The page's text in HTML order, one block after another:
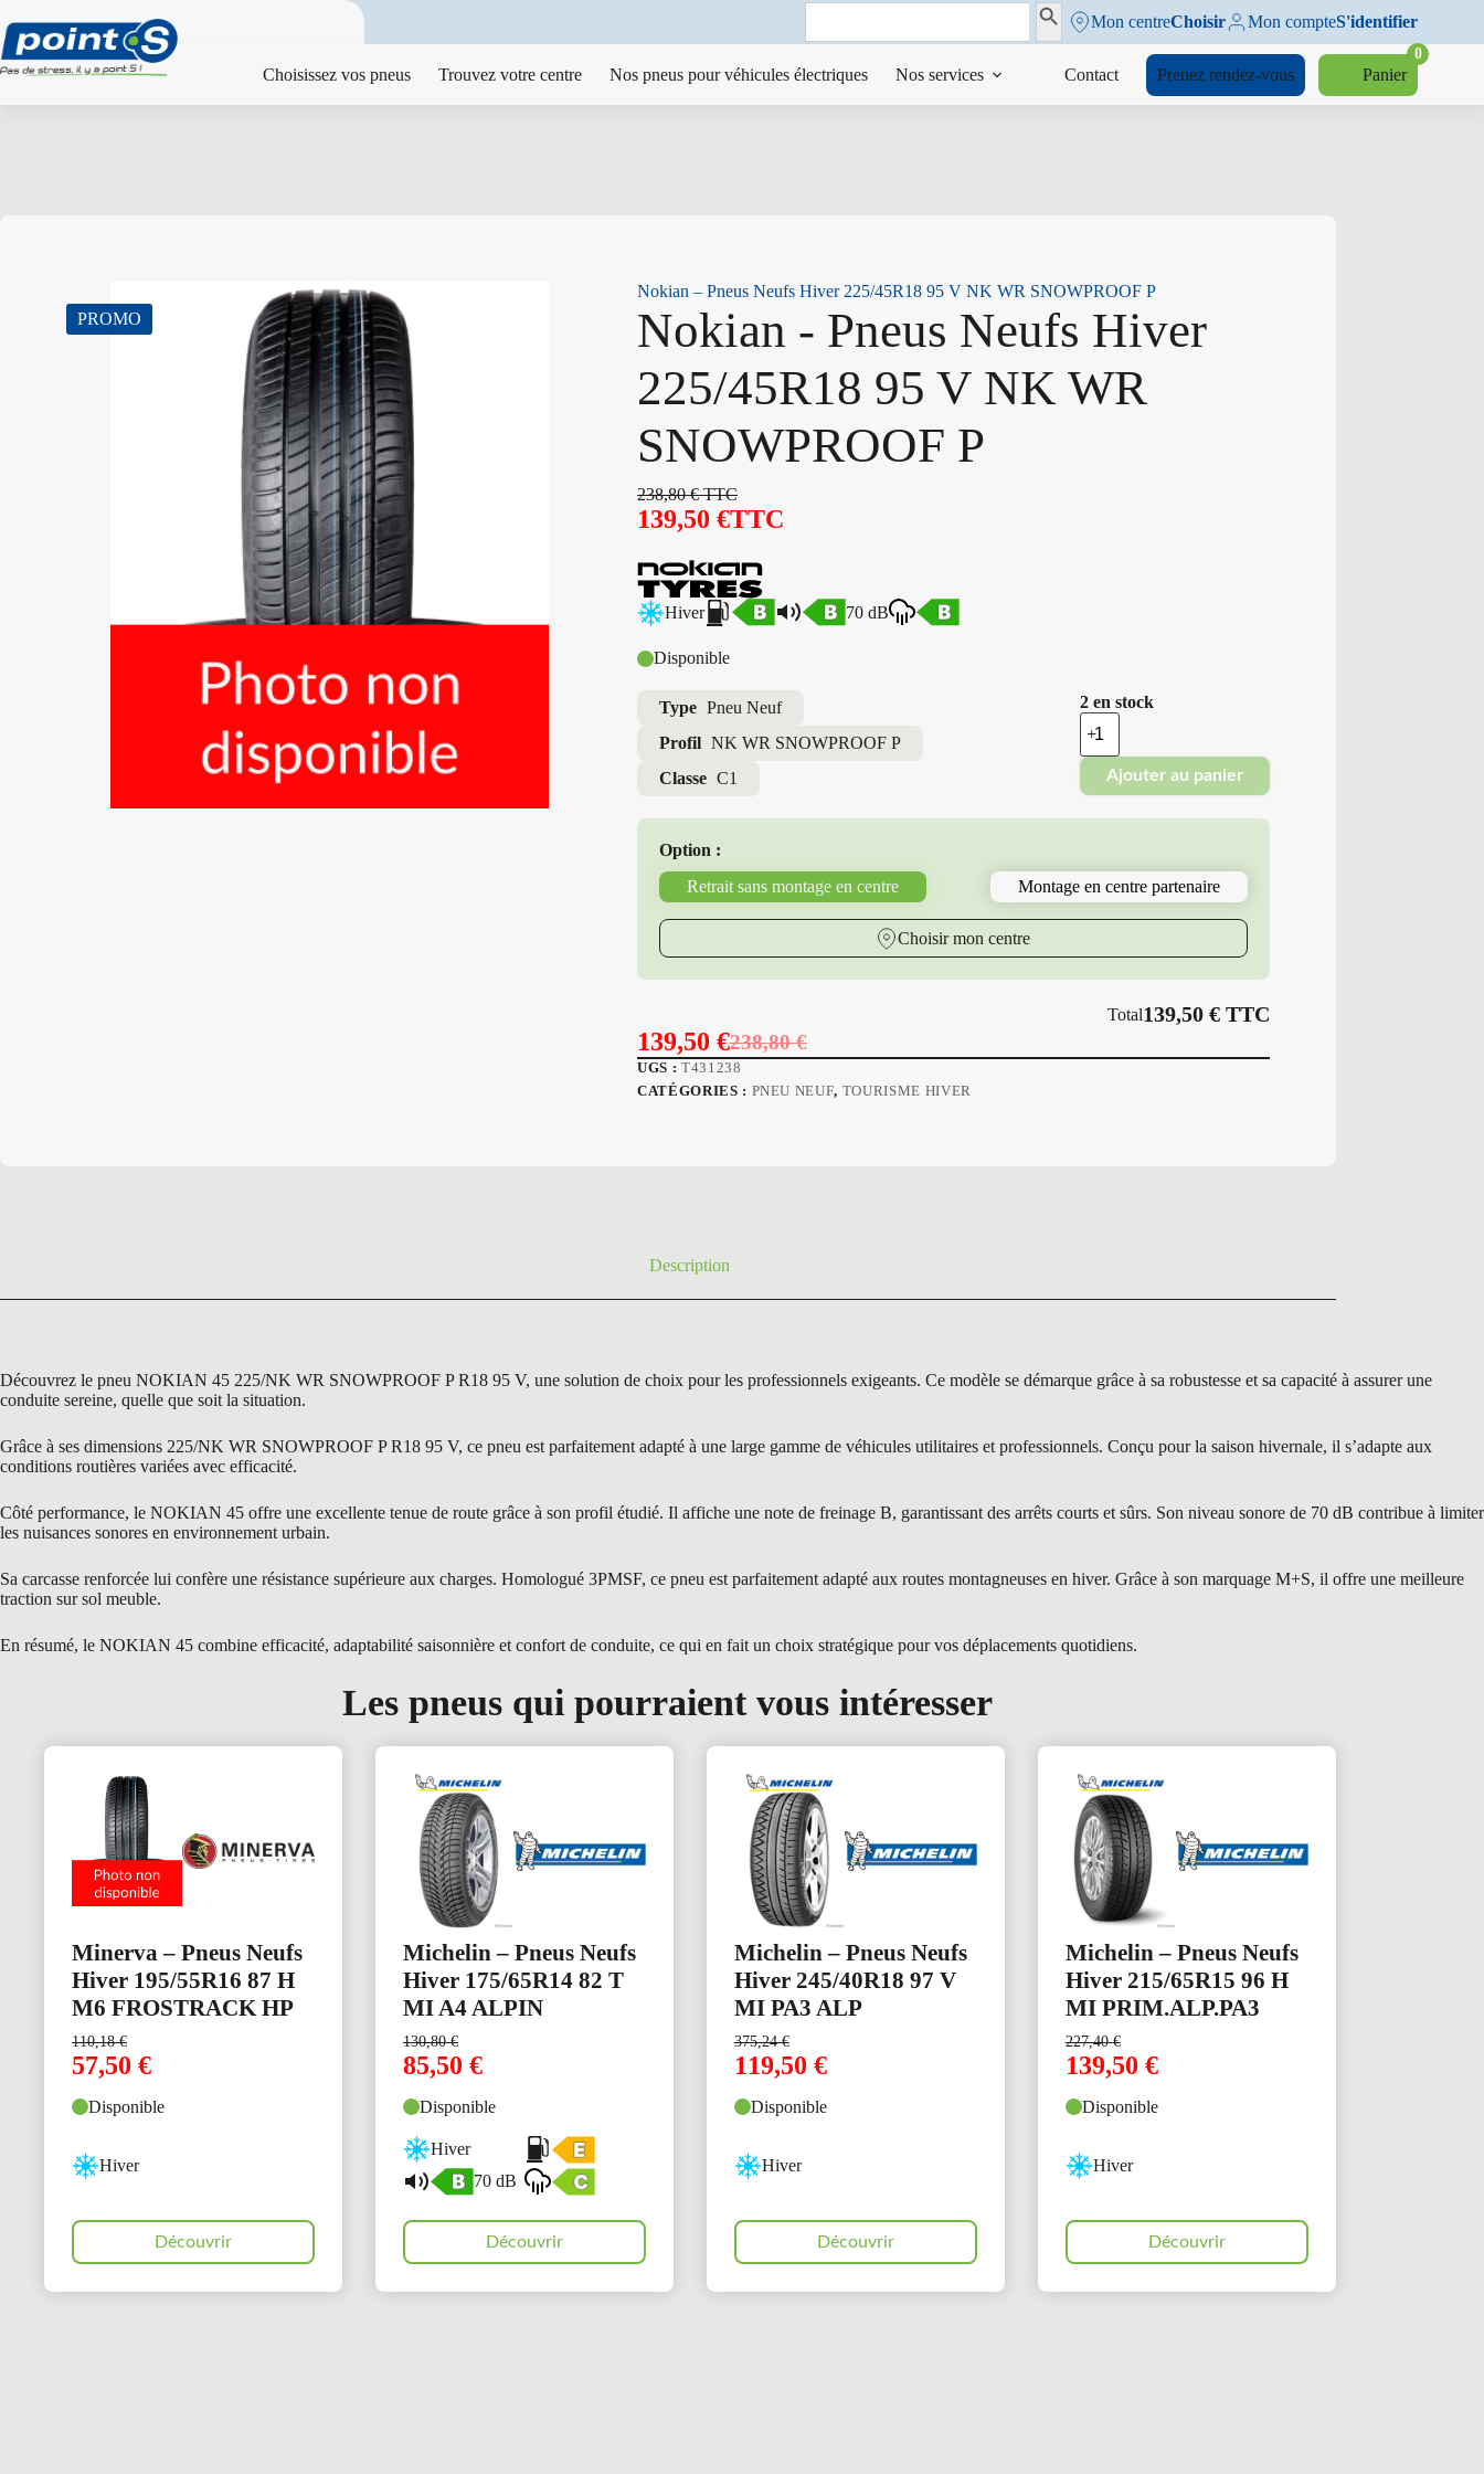
au
contenu
Search
Search ButtonMon centreChoisir Mon compteS'identifier
Choisissez vos pneus Trouvez votre centre Nos pneus pour véhicules électriques Nos services Contact Prenez rendez-vous Panier
0
PROMO
Nokian – Pneus Neufs Hiver 225/45R18 95 V NK WR SNOWPROOF P
Nokian - Pneus Neufs Hiver
225/45R18 95 V NK WR
SNOWPROOF P
238,80€TTC
139,50€TTC
Hiver 70 dB
Disponible
Type Pneu Neuf
Profil NK WR SNOWPROOF P
Classe C1
2 en stock
quantité
de
Nokian
Pneus
95
V
NK
WR
P
Ajouter au panier
Option :
Retrait sans montage en centre
Montage en centre partenaire
Choisir mon centre
Total139,50 €TTC
238,80€
Le
prix
139,50€
Le
prix
UGS : T431238
CATÉGORIES : PNEU NEUF, TOURISME HIVER
Description
Découvrez le pneu NOKIAN 45 225/NK WR SNOWPROOF P R18 95 V, une solution de choix pour les professionnels exigeants. Ce modèle se démarque grâce à sa robustesse et sa capacité à assurer une
conduite sereine, quelle que soit la situation.
Grâce à ses dimensions 225/NK WR SNOWPROOF P R18 95 V, ce pneu est parfaitement adapté à une large gamme de véhicules utilitaires et professionnels. Conçu pour la saison hivernale, il s’adapte aux
conditions routières variées avec efficacité.
Côté performance, le NOKIAN 45 offre une excellente tenue de route grâce à son profil étudié. Il affiche une note de freinage B, garantissant des arrêts courts et sûrs. Son niveau sonore de 70 dB contribue à limiter
les nuisances sonores en environnement urbain.
Sa carcasse renforcée lui confère une résistance supérieure aux charges. Homologué 3PMSF, ce pneu est parfaitement adapté aux routes montagneuses en hiver. Grâce à son marquage M+S, il offre une meilleure
traction sur sol meuble.
En résumé, le NOKIAN 45 combine efficacité, adaptabilité saisonnière et confort de conduite, ce qui en fait un choix stratégique pour vos déplacements quotidiens.
Les pneus qui pourraient vous intéresser
Minerva – Pneus Neufs
Hiver 195/55R16 87 H
M6 FROSTRACK HP
110,18€
57,50 €
Disponible
Hiver
Découvrir
Michelin – Pneus Neufs
Hiver 175/65R14 82 T
MI A4 ALPIN
130,80€
85,50 €
Disponible
Hiver
70 dB
Découvrir
Michelin – Pneus Neufs
Hiver 245/40R18 97 V
MI PA3 ALP
375,24€
119,50 €
Disponible
Hiver
Découvrir
Michelin – Pneus Neufs
Hiver 215/65R15 96 H
MI PRIM.ALP.PA3
227,40€
139,50 €
Disponible
Hiver
Découvrir